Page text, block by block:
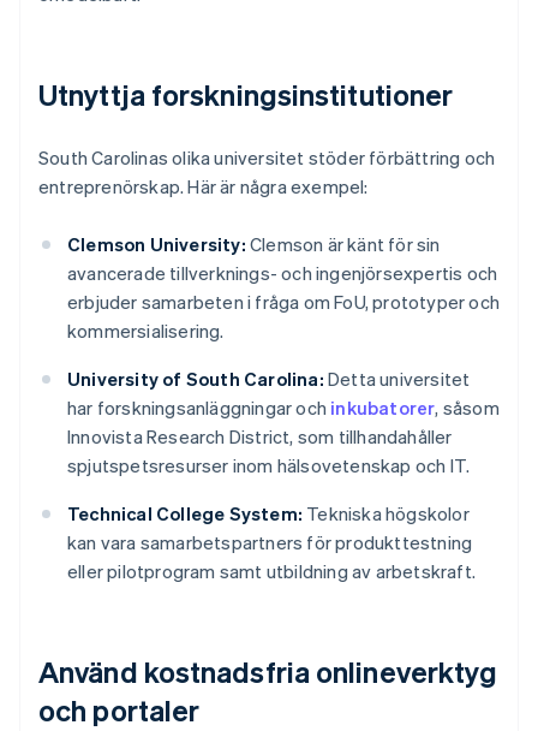
Utnyttja forskningsinstitutioner
South Carolinas olika universitet stöder förbättring och
entreprenörskap. Här är några exempel:
Clemson University: Clemson är känt för sin
avancerade tillverknings- och ingenjörsexpertis och
erbjuder samarbeten i fråga om FoU, prototyper och
kommersialisering.
University of South Carolina: Detta universitet
har forskningsanläggningar och inkubatorer, såsom
Innovista Research District, som tillhandahåller
spjutspetsresurser inom hälsovetenskap och IT.
Technical College System: Tekniska högskolor
kan vara samarbetspartners för produkttestning
eller pilotprogram samt utbildning av arbetskraft.
Använd kostnadsfria onlineverktyg
och portaler